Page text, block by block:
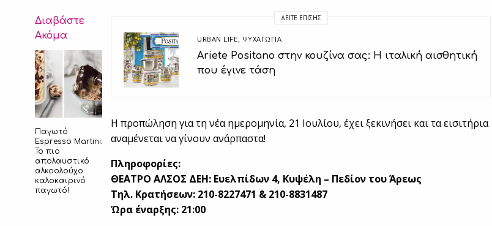
Διαβάστε
Ακόμα
Παγωτό
Espresso Martini:
Το πιο
απολαυστικό
αλκοολούχο
καλοκαιρινό
παγωτό!
ΔΕΊΤΕ ΕΠΊΣΗΣ
URBAN LIFE, ΨΥΧΑΓΩΓΙΑ
Ariete Positano στην κουζίνα σας: Η ιταλική αισθητική
που έγινε τάση
Η προπώληση για τη νέα ημερομηνία, 21 Ιουλίου, έχει ξεκινήσει και τα εισιτήρια
αναμένεται να γίνουν ανάρπαστα!
Πληροφορίες:
ΘΕΑΤΡΟ ΑΛΣΟΣ ΔΕΗ: Ευελπίδων 4, Κυψέλη – Πεδίον του Άρεως
Τηλ. Κρατήσεων: 210-8227471 & 210-8831487
Ώρα έναρξης: 21:00